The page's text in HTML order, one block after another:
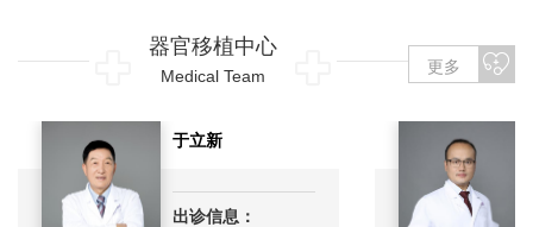
更多
器官移植中心
Medical Team
于立新
出诊信息：